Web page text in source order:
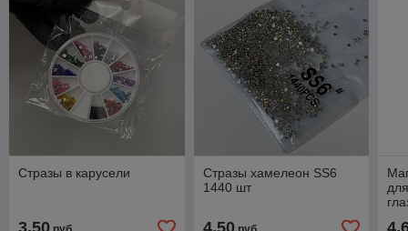
Стразы в карусели
Стразы хамелеон SS6
1440 шт